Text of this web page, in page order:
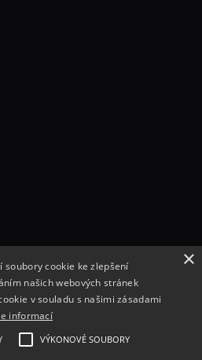
×
soubory cookie ke zlepšení
našich webových stránek
v souladu s našimi zásadami
informací
VÝKONOVÉ SOUBORY